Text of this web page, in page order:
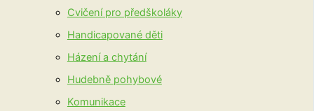
Cvičení pro předškoláky
Handicapované děti
Házení a chytání
Hudebně pohybové
Komunikace